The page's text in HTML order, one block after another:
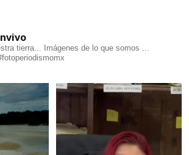
tierra... Imágenes de lo que somos ...